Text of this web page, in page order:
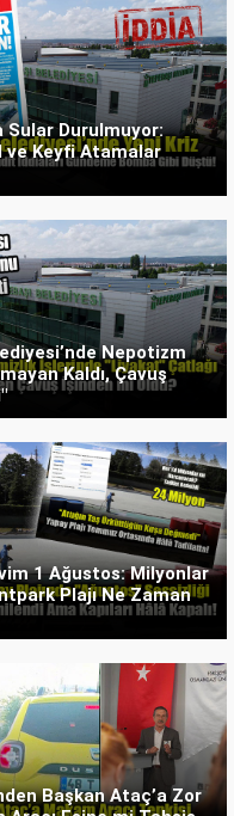
Sular Durulmuyor:
ve Keyfi Atamalar
Nepotizm
Kaldı, Çavuş
1 Ağustos: Milyonlar
Plajı Ne Zaman
Başkan Ataç’a Zor